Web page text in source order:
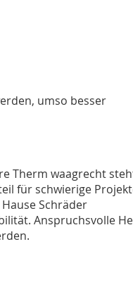
umso besser
Therm waagrecht
für schwierige
Schräder
Anspruchsvolle